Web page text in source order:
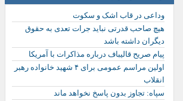
وداعی در قاب اشک و سکوت
هیچ صاحب قدرتی نباید جرات تعدی به حقوق
دیگران داشته باشد
پیام صریح قالیباف درباره مذاکرات با آمریکا
اولین مراسم عمومی برای ۴ شهید خانواده رهبر
انقلاب
سپاه: تجاوز بدون پاسخ نخواهد ماند